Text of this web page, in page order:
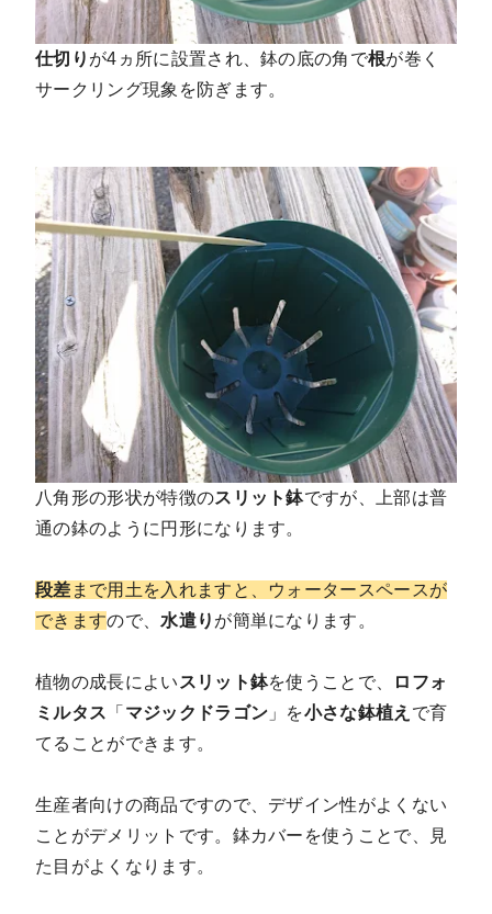
仕切り が4ヵ所に設置され、鉢の底の角で根が巻く
サークリング現象を防ぎます。
八角形の形状が特徴のスリット鉢ですが、上部は普
通の鉢のように円形になります。
段差 まで用土を入れますと、ウォータースペースが
できますので、 水遣り が簡単になります。
植物の成長によい スリット鉢を使うことで、
ロフォ
ミルタス 「 マジックドラゴン 」を小さな鉢植え で育
てることができます。
生産者向けの商品ですので、デザイン性がよくない
ことがデメリットです。鉢カバーを使うことで、見
た目がよくなります。